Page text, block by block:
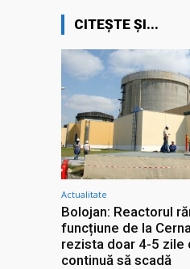
CITEȘTE ȘI...
Actualitate
Bolojan: Reactorul
funcțiune de la
rezista doar 4-5 zile
continuă să scadă